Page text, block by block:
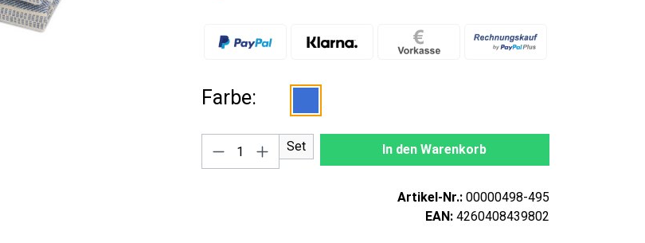
Farbe:
Produkt Anzahl: Gib den gewünschten Wert ein
Set In den Warenkorb
Artikel-Nr.: 00000498-495
EAN: 4260408439802